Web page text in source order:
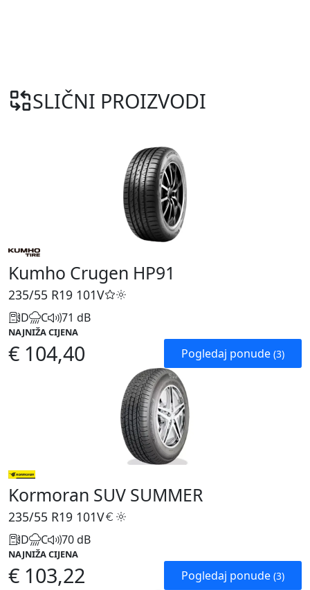
SLIČNI PROIZVODI
Kumho Crugen HP91
235/55 R19 101V
D C 71 dB
NAJNIŽA CIJENA
€ 104,40 Pogledaj ponude (3)
Kormoran SUV SUMMER
235/55 R19 101V
D C 70 dB
NAJNIŽA CIJENA
€ 103,22 Pogledaj ponude (3)